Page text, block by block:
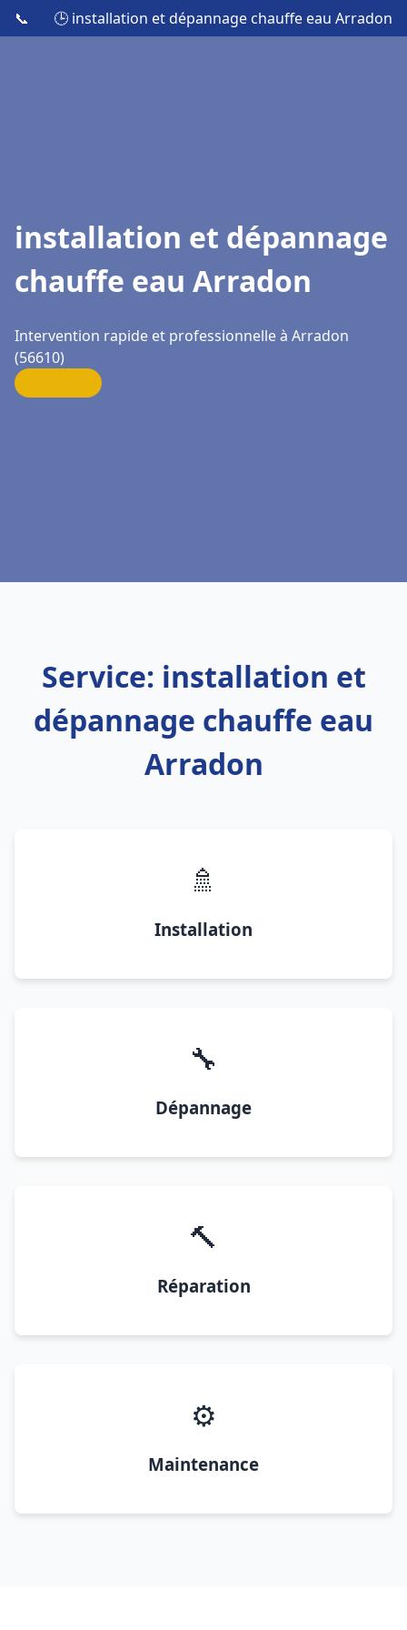
📞 🕒 installation et dépannage chauffe eau Arradon
installation et dépannage
chauffe eau Arradon
Intervention rapide et professionnelle à Arradon
(56610)
Service: installation et
dépannage chauffe eau
Arradon
🚿
Installation
🔧
Dépannage
🔨
Réparation
⚙️
Maintenance